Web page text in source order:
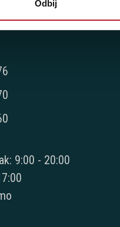
Odbij
Milankovića 120D
9:00 - 20:00